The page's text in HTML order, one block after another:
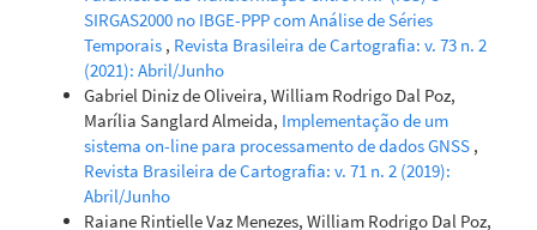
SIRGAS2000 no IBGE-PPP com Análise de Séries
Temporais , Revista Brasileira de Cartografia: v. 73 n. 2
(2021): Abril/Junho
Gabriel Diniz de Oliveira, William Rodrigo Dal Poz,
Marília Sanglard Almeida, Implementação de um
sistema on-line para processamento de dados GNSS ,
Revista Brasileira de Cartografia: v. 71 n. 2 (2019):
Abril/Junho
Raiane Rintielle Vaz Menezes, William Rodrigo Dal Poz,